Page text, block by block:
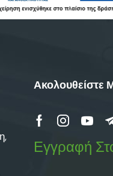
Ακολουθείστε
Εγγραφή